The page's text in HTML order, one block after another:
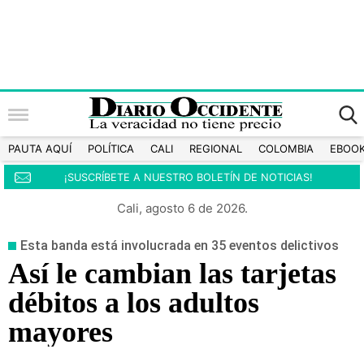
PAUTA AQUÍ POLÍTICA CALI REGIONAL COLOMBIA
¡SUSCRÍBETE A NUESTRO BOLETÍN DE NOTICIAS!
Cali, agosto 6 de 2026.
Esta banda está involucrada en 35 eventos delictivos
Así le cambian las tarjetas
débitos a los adultos
mayores